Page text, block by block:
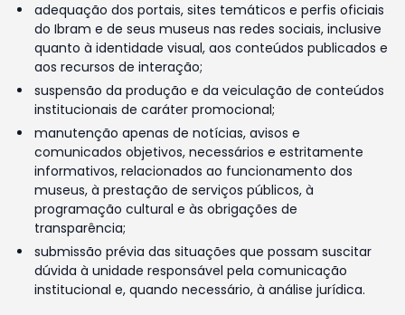
adequação dos portais, sites temáticos e perfis oficiais
do Ibram e de seus museus nas redes sociais, inclusive
quanto à identidade visual, aos conteúdos publicados e
aos recursos de interação;
suspensão da produção e da veiculação de conteúdos
institucionais de caráter promocional;
manutenção apenas de notícias, avisos e
comunicados objetivos, necessários e estritamente
informativos, relacionados ao funcionamento dos
museus, à prestação de serviços públicos, à
programação cultural e às obrigações de
transparência;
submissão prévia das situações que possam suscitar
dúvida à unidade responsável pela comunicação
institucional e, quando necessário, à análise jurídica.